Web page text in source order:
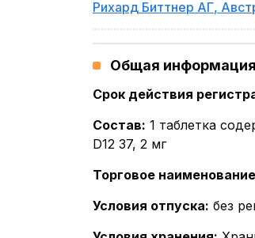
Рихард Биттнер АГ,
Общая информация
Срок действия
Состав: 1 таблетка
D12 37, 2 мг
Торговое наименование
Условия отпуска: без